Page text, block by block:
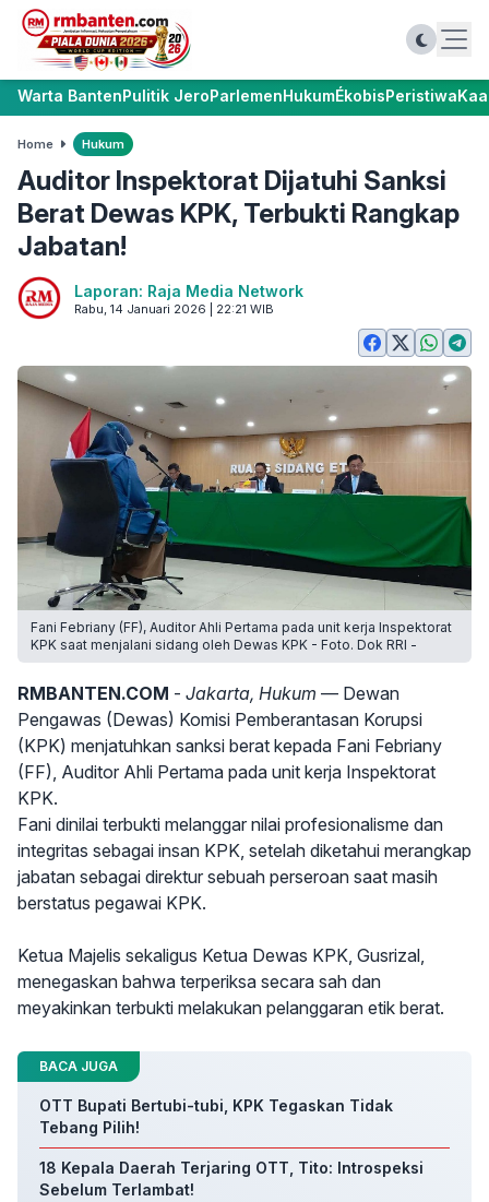
Warta BantenPulitik JeroParlemenHukumÉkobisPeristiwa
Home Hukum
Auditor Inspektorat Dijatuhi Sanksi
Berat Dewas KPK, Terbukti Rangkap
Jabatan!
Laporan: Raja Media Network
Rabu, 14 Januari 2026 | 22:21 WIB
Fani Febriany (FF), Auditor Ahli Pertama pada unit kerja Inspektorat
KPK saat menjalani sidang oleh Dewas KPK - Foto. Dok RRI -
RMBANTEN.COM - Jakarta, Hukum — Dewan
Pengawas (Dewas) Komisi Pemberantasan Korupsi
(KPK) menjatuhkan sanksi berat kepada Fani Febriany
(FF), Auditor Ahli Pertama pada unit kerja Inspektorat
KPK.
Fani dinilai terbukti melanggar nilai profesionalisme dan
integritas sebagai insan KPK, setelah diketahui merangkap
jabatan sebagai direktur sebuah perseroan saat masih
berstatus pegawai KPK.
Ketua Majelis sekaligus Ketua Dewas KPK, Gusrizal,
menegaskan bahwa terperiksa secara sah dan
meyakinkan terbukti melakukan pelanggaran etik berat.
BACA JUGA
OTT Bupati Bertubi-tubi, KPK Tegaskan Tidak
Tebang Pilih!
18 Kepala Daerah Terjaring OTT, Tito: Introspeksi
Sebelum Terlambat!